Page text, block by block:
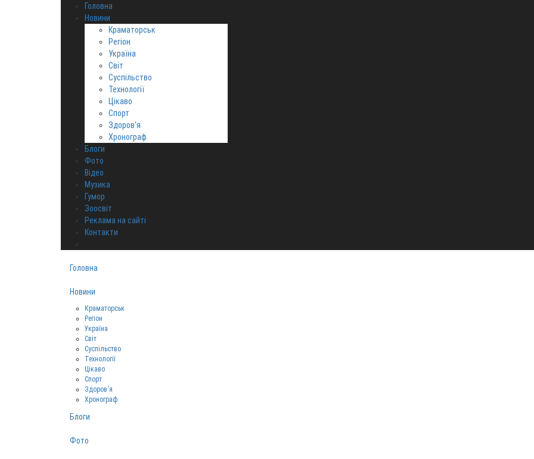
Головна
Новини
Краматорськ
Регіон
Україна
Світ
Суспільство
Технології
Цікаво
Спорт
Здоров‘я
Хронограф
Блоги
Фото
Відео
Музика
Гумор
Зоосвіт
Реклама на сайті
Контакти
Головна
Новини
Краматорськ
Регіон
Україна
Світ
Суспільство
Технології
Цікаво
Спорт
Здоров‘я
Хронограф
Блоги
Фото